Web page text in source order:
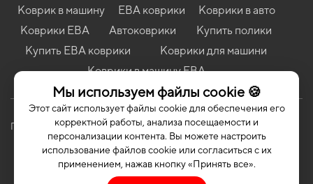
Мы используем файлы cookie 🍪
Этот сайт использует файлы cookie для обеспечения его
корректной работы, анализа посещаемости и
персонализации контента. Вы можете настроить
использование файлов cookie или согласиться с их
применением, нажав кнопку «Принять все».
Коврики в салон Chevrolet Captiva (С140) 2011-2018 I
поколение EU Crossover рест 5-ти местная
Коврики Dacia Logan 2004 - 2012 I поколение EU Sedan
Коврики Mitsubishi Carisma 1999 - 2004 I поколение EU Liftback
Коврики Porsche Panamera 970 2009 - 2016 I поколение EU
Liftback Long
Коврик в машину ЕВА коврики
Коврики в авто
Коврики ЕВА
Автоковрики
Купить полики
Купить ЕВА коврики
Коврики для машини
Коврики в машину ЕВА
Политика конфиденциальности Публичная оферта